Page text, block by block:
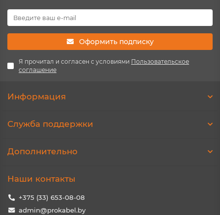
Оформить подписку
Я прочитал и согласен с условиями Пользовательское
соглашение
Информация
Служба поддержки
Дополнительно
Наши контакты
+375 (33) 653-08-08
admin@prokabel.by